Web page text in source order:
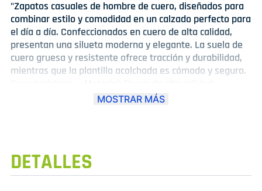
"Zapatos casuales de hombre de cuero, diseñados para
combinar estilo y comodidad en un calzado perfecto para
el día a día. Confeccionados en cuero de alta calidad,
presentan una silueta moderna y elegante. La suela de
cuero gruesa y resistente ofrece tracción y durabilidad,
mientras que la plantilla acolchada es cómodo y seguro.
Diseño: Moderno y elegante - Suela: Cuero gruesa y
elegante. Disfruta de la calidad y el estilo que solo los
zapatos de cuero pueden ofrecer."
MOSTRAR MÁS
DETALLES